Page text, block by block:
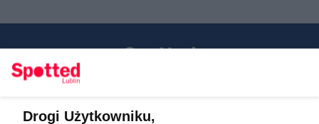
Drogi Użytkowniku,